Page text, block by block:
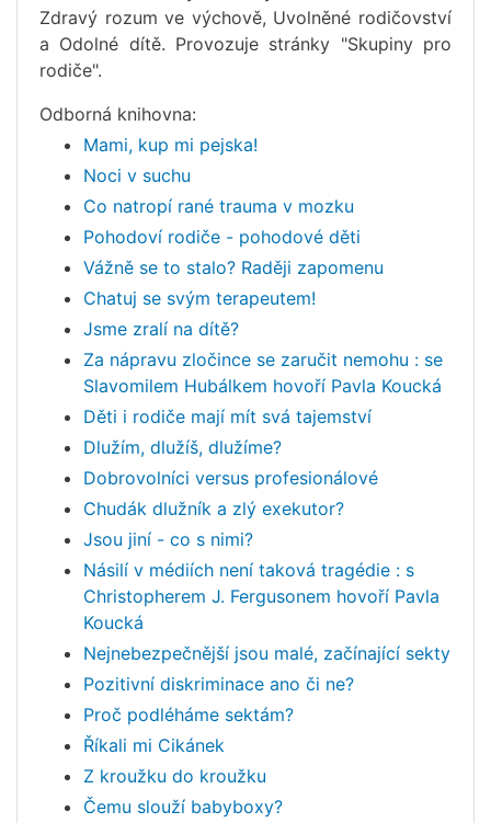
Zdravý rozum ve výchově, Uvolněné rodičovství
a Odolné dítě. Provozuje stránky "Skupiny pro
rodiče".
Odborná knihovna:
Mami, kup mi pejska!
Noci v suchu
Co natropí rané trauma v mozku
Pohodoví rodiče - pohodové děti
Vážně se to stalo? Raději zapomenu
Chatuj se svým terapeutem!
Jsme zralí na dítě?
Za nápravu zločince se zaručit nemohu : se
Slavomilem Hubálkem hovoří Pavla Koucká
Děti i rodiče mají mít svá tajemství
Dlužím, dlužíš, dlužíme?
Dobrovolníci versus profesionálové
Chudák dlužník a zlý exekutor?
Jsou jiní - co s nimi?
Násilí v médiích není taková tragédie : s
Christopherem J. Fergusonem hovoří Pavla
Koucká
Nejnebezpečnější jsou malé, začínající sekty
Pozitivní diskriminace ano či ne?
Proč podléháme sektám?
Říkali mi Cikánek
Z kroužku do kroužku
Čemu slouží babyboxy?